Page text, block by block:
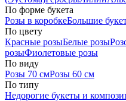
По форме букета
Розы в коробкеБольшие
По цвету
Красные розыБелые розы
розыФиолетовые розы
По виду
Розы 70 смРозы 60 см
По типу
Недорогие букеты и